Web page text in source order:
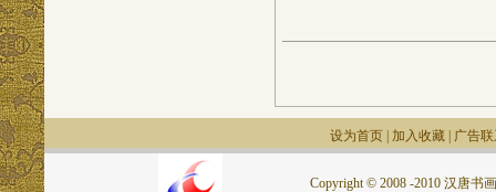
设为首页 加入收藏 广告
Copyright © 2008 -2010 汉唐书